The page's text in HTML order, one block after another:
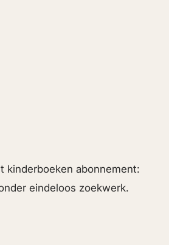
kinderboeken abonnement:
eindeloos zoekwerk.